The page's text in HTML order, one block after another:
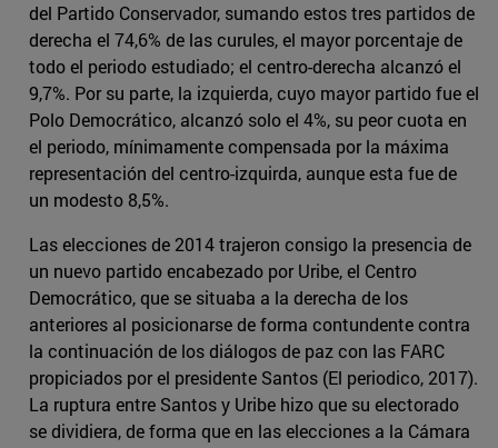
del Partido Conservador, sumando estos tres partidos de
derecha el 74,6% de las curules, el mayor porcentaje de
todo el periodo estudiado; el centro-derecha alcanzó el
9,7%. Por su parte, la izquierda, cuyo mayor partido fue el
Polo Democrático, alcanzó solo el 4%, su peor cuota en
el periodo, mínimamente compensada por la máxima
representación del centro-izquirda, aunque esta fue de
un modesto 8,5%.
Las elecciones de 2014 trajeron consigo la presencia de
un nuevo partido encabezado por Uribe, el Centro
Democrático, que se situaba a la derecha de los
anteriores al posicionarse de forma contundente contra
la continuación de los diálogos de paz con las FARC
propiciados por el presidente Santos (El periodico, 2017).
La ruptura entre Santos y Uribe hizo que su electorado
se dividiera, de forma que en las elecciones a la Cámara